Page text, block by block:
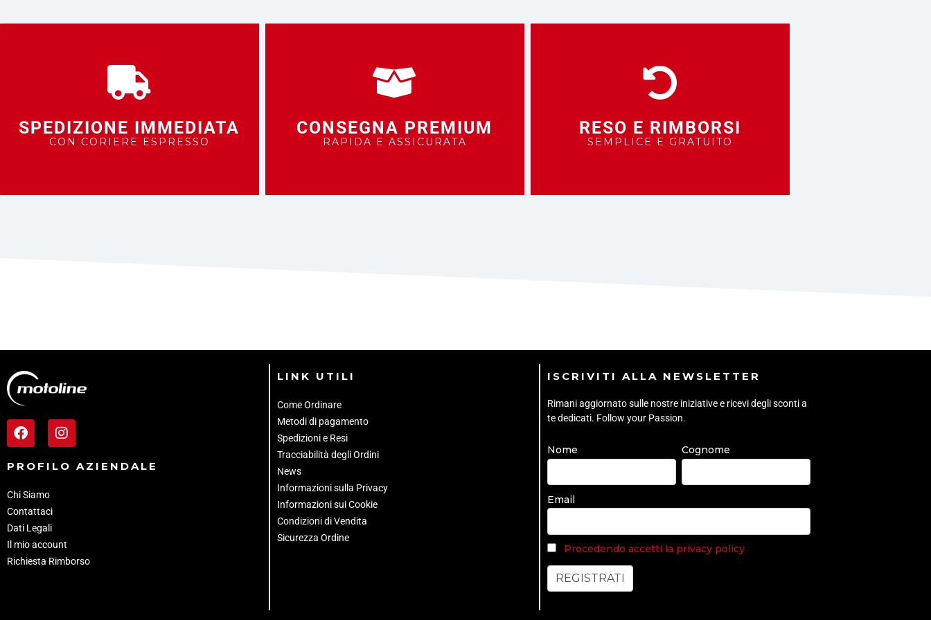
SPEDIZIONE IMMEDIATA
CON CORIERE ESPRESSO
CONSEGNA PREMIUM
RAPIDA E ASSICURATA
RESO E RIMBORSI
SEMPLICE E GRATUITO
PROFILO AZIENDALE
Chi Siamo
Contattaci
Dati Legali
Il mio account
Richiesta Rimborso
LINK UTILI
Come Ordinare
Metodi di pagamento
Spedizioni e Resi
Tracciabilità degli Ordini
News
Informazioni sulla Privacy
Informazioni sui Cookie
Condizioni di Vendita
Sicurezza Ordine
ISCRIVITI ALLA NEWSLETTER
Rimani aggiornato sulle nostre iniziative e ricevi degli sconti a
te dedicati. Follow your Passion.
Nome Cognome
Email
Procedendo accetti la privacy policy